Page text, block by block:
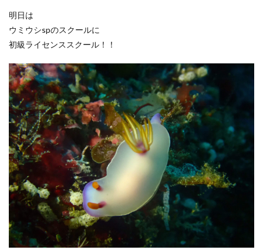
明日は
ウミウシspのスクールに
初級ライセンススクール！！